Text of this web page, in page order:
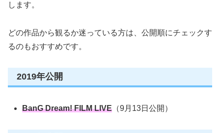
します。
どの作品から観るか迷っている方は、公開順にチェックす
るのもおすすめです。
2019年公開
BanG Dream! FILM LIVE （9月13日公開）